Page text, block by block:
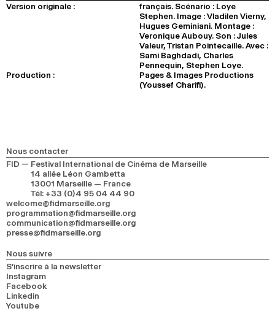
Version originale :
français. Scénario : Loye
Stephen. Image : Vladilen Vierny,
Hugues Geminiani. Montage :
Veronique Aubouy. Son : Jules
Valeur, Tristan Pointecaille. Avec :
Sami Baghdadi, Charles
Pennequin, Stephen Loye.
Production :
Pages & Images Productions
(Youssef Charifi).
Nous contacter
FID — Festival International de Cinéma de Marseille
14 allée Léon Gambetta
13001 Marseille — France
Tél: +33 (0)4 95 04 44 90
welcome@fidmarseille.org
programmation@fidmarseille.org
communication@fidmarseille.org
presse@fidmarseille.org
Nous suivre
S’inscrire à la newsletter
Instagram
Facebook
Linkedin
Youtube